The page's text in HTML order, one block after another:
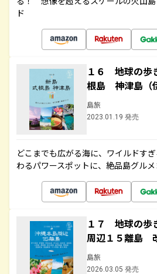
ド
１６ 地球の
根島 神津島（
島旅
2023.01.19 発売
どこまでも広がる海に、ワイルドす
わるパワースポットに、絶品島グルメ
１７ 地球の
周辺１５離島
島旅
2026.03.05 発売